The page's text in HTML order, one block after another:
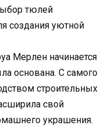
тюлей
создания уютной
Мерлен начинается
основана. С самого
строительных
свой
украшения.